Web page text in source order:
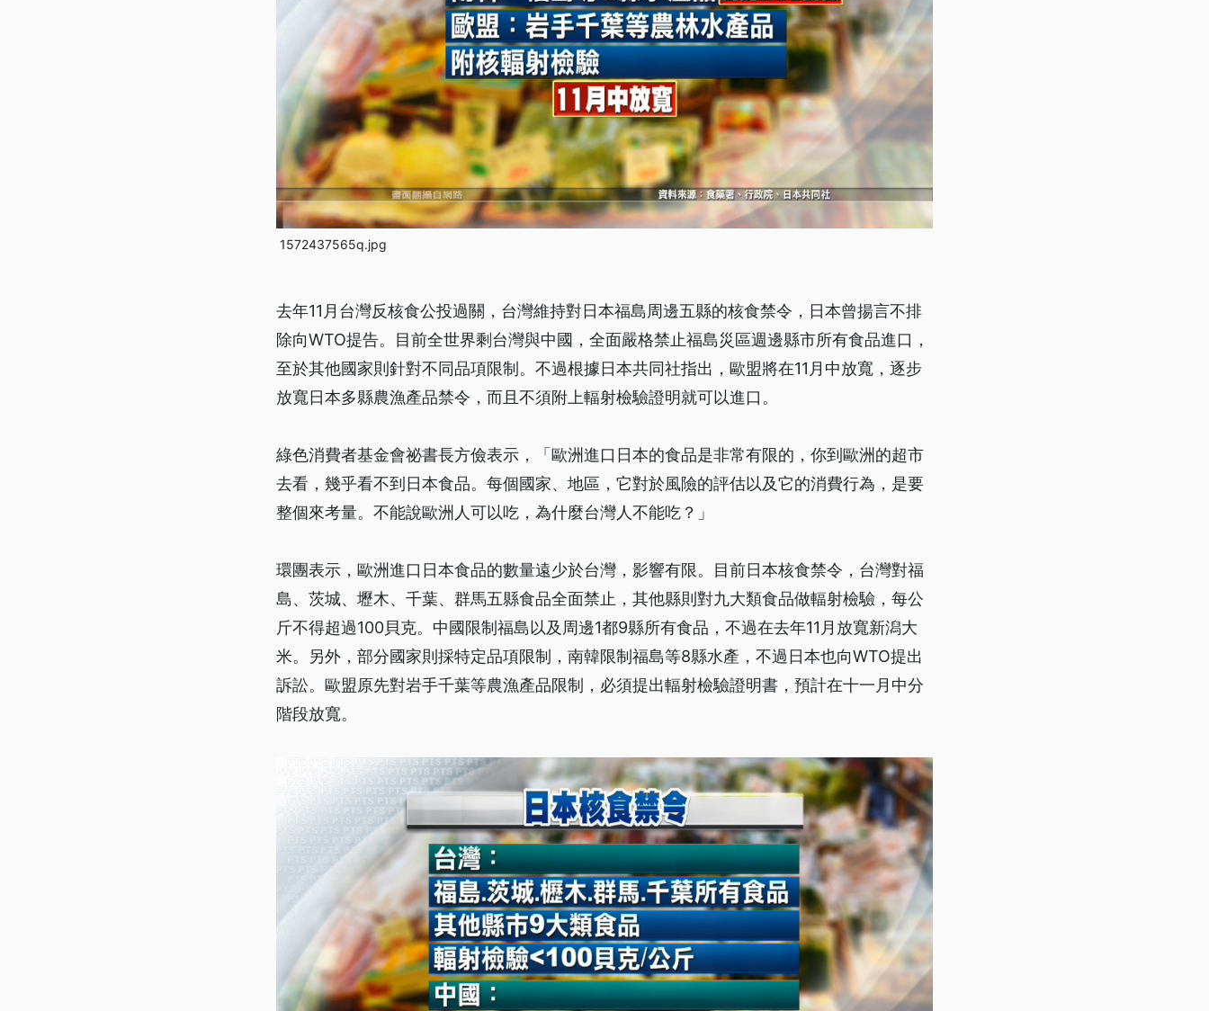
1572437565q.jpg
去年11月台灣反核食公投過關，台灣維持對日本福島周邊五縣的核食禁令，日本曾揚言不排
除向WTO提告。目前全世界剩台灣與中國，全面嚴格禁止福島災區週邊縣市所有食品進口，
至於其他國家則針對不同品項限制。不過根據日本共同社指出，歐盟將在11月中放寬，逐步
放寬日本多縣農漁產品禁令，而且不須附上輻射檢驗證明就可以進口。
綠色消費者基金會祕書長方儉表示，「歐洲進口日本的食品是非常有限的，你到歐洲的超市
去看，幾乎看不到日本食品。每個國家、地區，它對於風險的評估以及它的消費行為，是要
整個來考量。不能說歐洲人可以吃，為什麼台灣人不能吃？」
環團表示，歐洲進口日本食品的數量遠少於台灣，影響有限。目前日本核食禁令，台灣對福
島、茨城、壢木、千葉、群馬五縣食品全面禁止，其他縣則對九大類食品做輻射檢驗，每公
斤不得超過100貝克。中國限制福島以及周邊1都9縣所有食品，不過在去年11月放寬新潟大
米。另外，部分國家則採特定品項限制，南韓限制福島等8縣水產，不過日本也向WTO提出
訴訟。歐盟原先對岩手千葉等農漁產品限制，必須提出輻射檢驗證明書，預計在十一月中分
階段放寬。